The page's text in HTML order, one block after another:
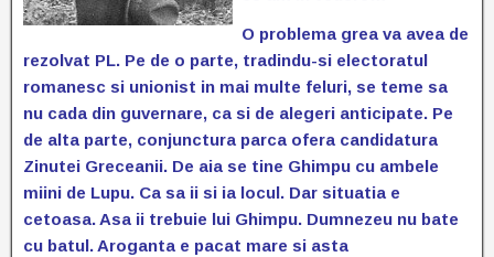
O problema grea va avea de
rezolvat PL. Pe de o parte, tradindu-si electoratul
romanesc si unionist in mai multe feluri, se teme sa
nu cada din guvernare, ca si de alegeri anticipate. Pe
de alta parte, conjunctura parca ofera candidatura
Zinutei Greceanii. De aia se tine Ghimpu cu ambele
miini de Lupu. Ca sa ii si ia locul. Dar situatia e
cetoasa. Asa ii trebuie lui Ghimpu. Dumnezeu nu bate
cu batul. Aroganta e pacat mare si asta